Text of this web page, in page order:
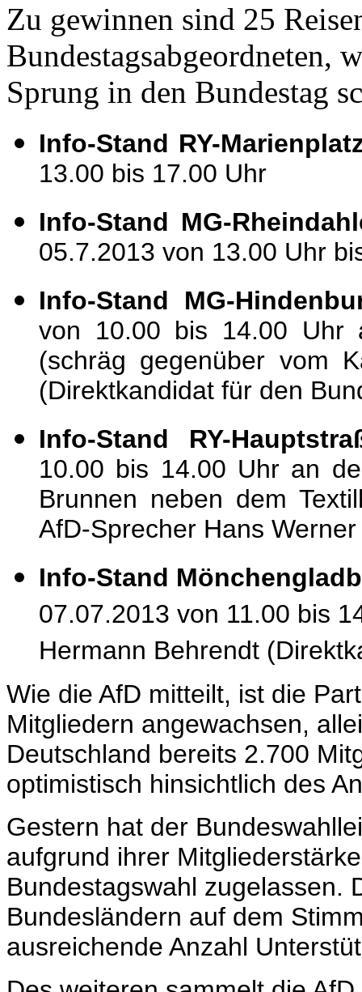
Zu gewinnen sind 25
Bundestagsabgeordneten,
Sprung in den Bundestag
Info-Stand RY-
13.00 bis 17.00 Uhr
Info-Stand MG-
05.7.2013 von 13.00 Uhr
Info-Stand MG-
von 10.00 bis 14.00 Uhr
(schräg gegenüber vom
(Direktkandidat für den
Info-Stand RY-
10.00 bis 14.00 Uhr an
Brunnen neben dem
AfD-Sprecher Hans
Info-Stand
07.07.2013 von 11.00 bis
Hermann Behrendt
Wie die AfD mitteilt, ist die
Mitgliedern angewachsen,
Deutschland bereits 2.700
optimistisch hinsichtlich des
Gestern hat der
aufgrund ihrer
Bundestagswahl zugelassen.
Bundesländern auf dem
ausreichende Anzahl